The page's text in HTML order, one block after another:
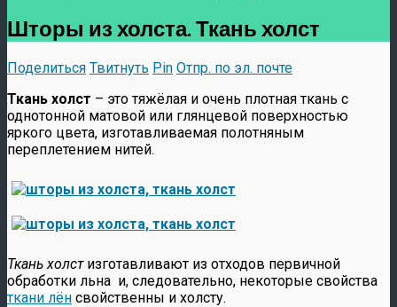
Шторы из холста. Ткань холст
Поделиться Твитнуть Pin Отпр. по эл. почте
Ткань холст – это тяжёлая и очень плотная ткань с
однотонной матовой или глянцевой поверхностью
яркого цвета, изготавливаемая полотняным
переплетением нитей.
Ткань холстизготавливают из отходов первичной
обработки льна и, следовательно, некоторые свойства
ткани лён свойственны и холсту.